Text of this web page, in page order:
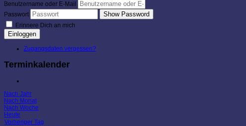
Benutzername oder E-Mail
Passwort
Show Password
Erinnere Dich an mich
Einloggen
Zugangsdaten vergessen?
Terminkalender
Nach Jahr
Nach Monat
Nach Woche
Heute
Vorheriger Tag